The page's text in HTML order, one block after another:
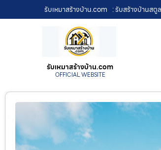
รับเหมาสร้างบ้าน.com : รับสร้างบ้านสตู
รับเหมาสร้างบ้าน.com
OFFICIAL WEBSITE